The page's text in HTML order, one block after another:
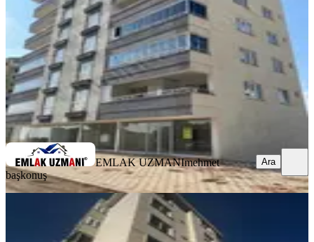
3+1·140 m²·6. Kat · 05.08.2026
4.250.000 ₺
EMLAK UZMANImehmet başkonuş
Ara
EMLAK UZMANImehmet
başkonuş
Ara
Nehir Den Binevler Mahallesin De
Satılık 2+1 Daire